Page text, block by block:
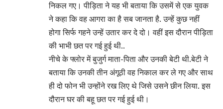
निकल गए। पीड़िता ने यह भी बताया कि उसमें से एक युवक
ने कहा कि वह आगरा का है सब जानता है. उन्हें कुछ नहीं
होगा सिर्फ गहने उन्हें उतार कर दे दो। वहीं इस दौरान पीड़िता
की भाभी छत पर गई हुई थी..
नीचे के फ्लोर में बुजुर्ग माता-पिता और उनकी बेटी थी.बेटी ने
बताया कि उनकी तीन अंगूठी वह निकाल कर ले गए और साथ
ही दो फोन भी उन्होंने रख लिए थे जिसे उसने छीन लिया. इस
दौरान घर की बहू छत पर गई हुई थी।